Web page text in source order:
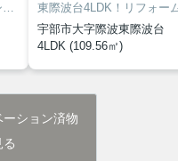
屋根葺き替え・サイディング・サッシ交換で一新！内外装リフォーム済4LDK！
宇部市大字際波東際波台
4LDK (109.56㎡)
ーション済物
る